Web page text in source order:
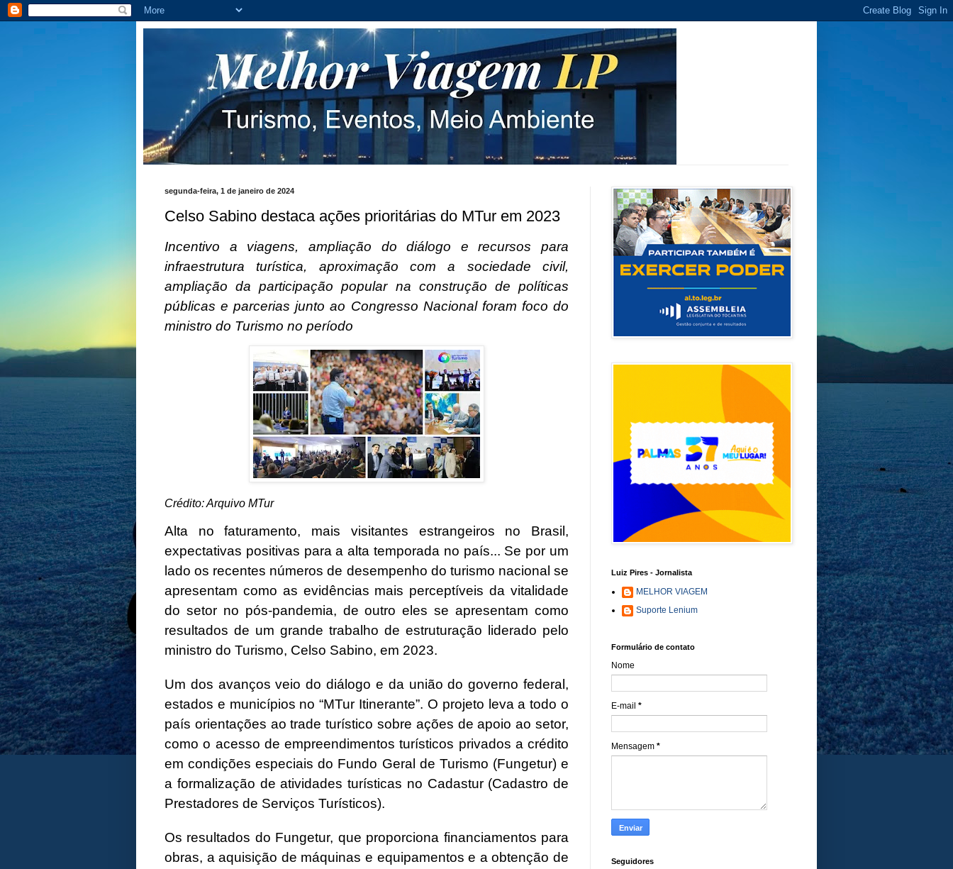
segunda-feira, 1 de janeiro de 2024
Celso Sabino destaca ações prioritárias do MTur em 2023
Incentivo a viagens, ampliação do diálogo e recursos para
infraestrutura turística,
aproximação com a sociedade civil,
ampliação da participação popular na construção de políticas
públicas e parcerias junto ao Congresso Nacional foram foco do
ministro do Turismo no período
Crédito: Arquivo MTur
Alta no faturamento, mais visitantes estrangeiros no Brasil,
expectativas positivas para a alta temporada no país... Se por um
lado os recentes números de desempenho do turismo nacional se
apresentam como as evidências mais perceptíveis da vitalidade
do setor no pós-pandemia, de outro eles se apresentam como
resultados de um grande trabalho de estruturação liderado pelo
ministro do Turismo, Celso Sabino, em 2023.
Um dos avanços veio do diálogo e da união do governo federal,
estados e municípios no “MTur Itinerante”. O projeto leva a todo o
país orientações ao trade turístico sobre ações de apoio ao setor,
como o acesso de empreendimentos turísticos privados a crédito
em condições especiais do Fundo Geral de Turismo (Fungetur) e
a formalização de atividades turísticas no Cadastur (Cadastro de
Prestadores de Serviços Turísticos).
Os resultados do Fungetur, que proporciona financiamentos para
obras, a aquisição de máquinas e equipamentos e a obtenção de
Luiz Pires - Jornalista
MELHOR VIAGEM
Suporte Lenium
Formulário de contato
Nome
E-mail *
Mensagem *
Seguidores